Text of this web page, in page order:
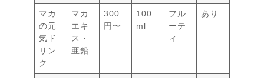
マカ
の元
気ド
リン
ク
マカ
エキ
ス・
亜鉛
300
円〜
100
ml
フル
ーテ
ィ
あり